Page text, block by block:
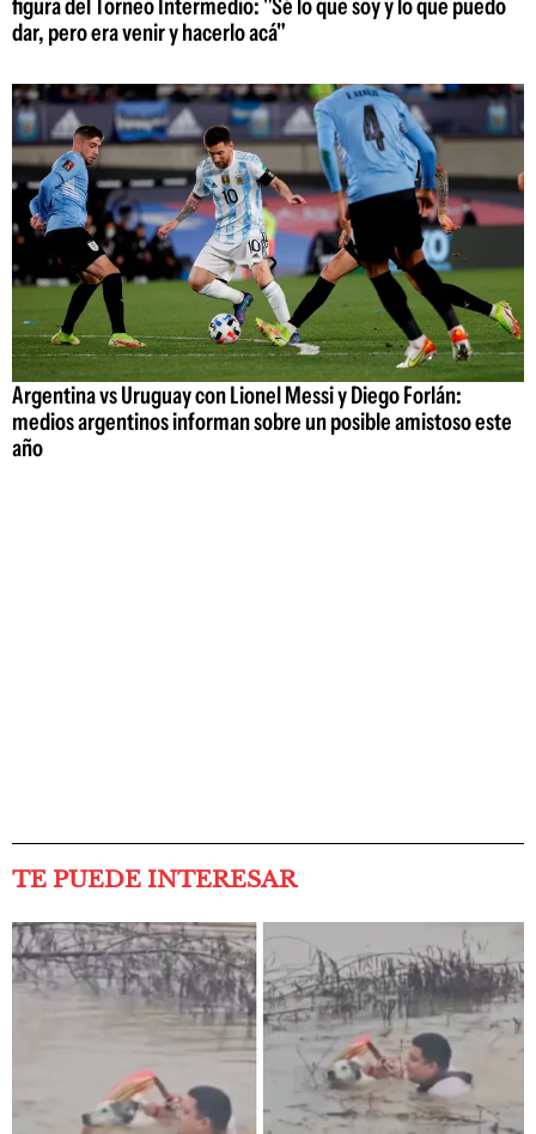
figura del Torneo Intermedio: "Sé lo que soy y lo que puedo
dar, pero era venir y hacerlo acá"
Argentina vs Uruguay con Lionel Messi y Diego Forlán:
medios argentinos informan sobre un posible amistoso este
año
TE PUEDE INTERESAR